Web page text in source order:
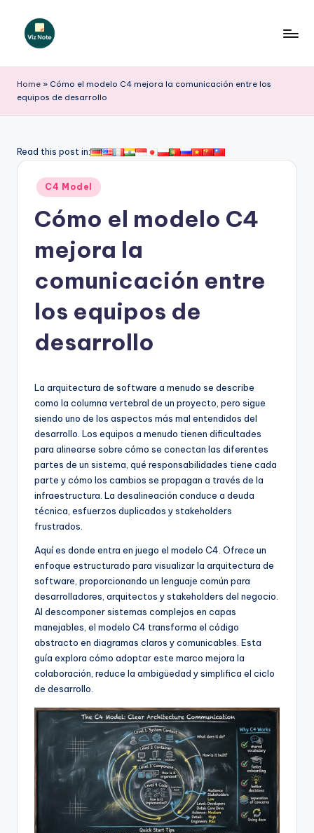
Saltar
iz
N
t
si
&
S
o
w
d
Home » Cómo el modelo C4 mejora la comunicación entre los
equipos de desarrollo
Read this post in:
Publicado
en
C4 Model
Cómo el modelo C4
mejora la
comunicación entre
los equipos de
desarrollo
La arquitectura de software a menudo se describe
como la columna vertebral de un proyecto, pero sigue
siendo uno de los aspectos más mal entendidos del
desarrollo. Los equipos a menudo tienen dificultades
para alinearse sobre cómo se conectan las diferentes
partes de un sistema, qué responsabilidades tiene cada
parte y cómo los cambios se propagan a través de la
infraestructura. La desalineación conduce a deuda
técnica, esfuerzos duplicados y stakeholders
frustrados.
Aquí es donde entra en juego el modelo C4. Ofrece un
enfoque estructurado para visualizar la arquitectura de
software, proporcionando un lenguaje común para
desarrolladores, arquitectos y stakeholders del negocio.
Al descomponer sistemas complejos en capas
manejables, el modelo C4 transforma el código
abstracto en diagramas claros y comunicables. Esta
guía explora cómo adoptar este marco mejora la
colaboración, reduce la ambigüedad y simplifica el ciclo
de desarrollo.